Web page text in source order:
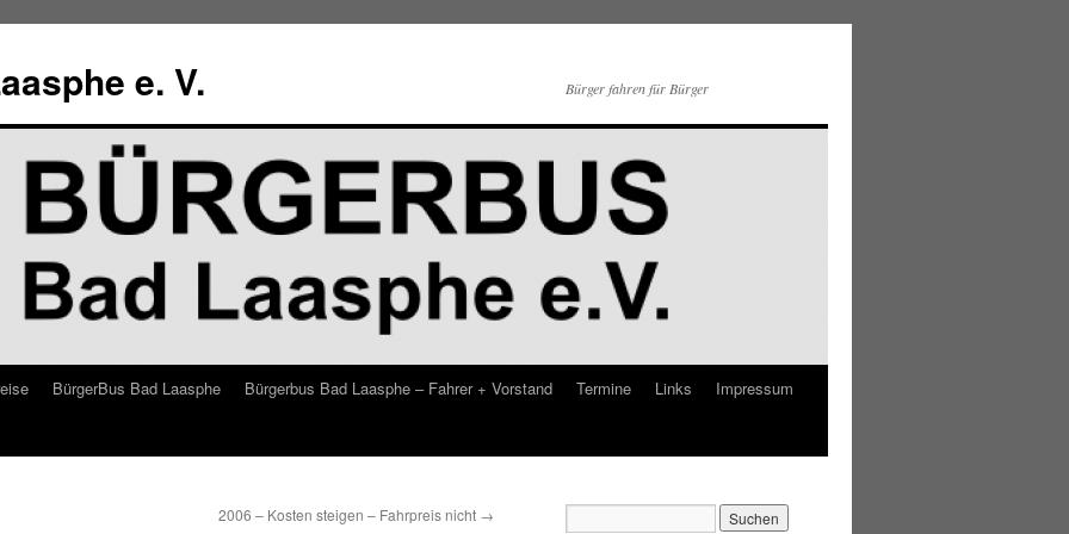
e. V. Bürger fahren für Bürger
BürgerBus Bad Laasphe Bürgerbus Bad Laasphe – Fahrer + Vorstand Termine Links
Impressum
2006 – Kosten steigen – Fahrpreis nicht →